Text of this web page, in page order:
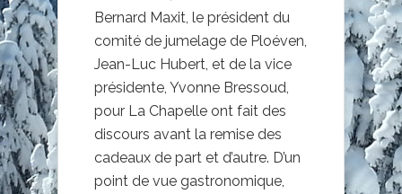
Bernard Maxit, le président du
comité de jumelage de Ploéven,
Jean-Luc Hubert, et de la vice
présidente, Yvonne Bressoud,
pour La Chapelle ont fait des
discours avant la remise des
cadeaux de part et d’autre. D’un
point de vue gastronomique,